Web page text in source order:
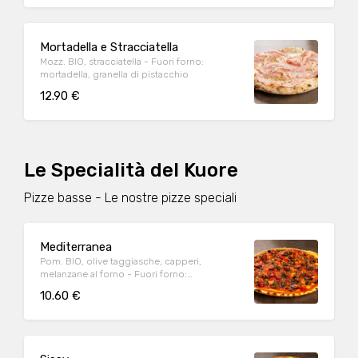
Mortadella e Stracciatella
Mozz. BIO, stracciatella - Fuori forno:
mortadella, granella di pistacchio
12.90 €
Le Specialità del Kuore
Pizze basse - Le nostre pizze speciali
Mediterranea
Pom. BIO, olive taggiasche, capperi,
melanzane al forno - Fuori forno:
10.60 €